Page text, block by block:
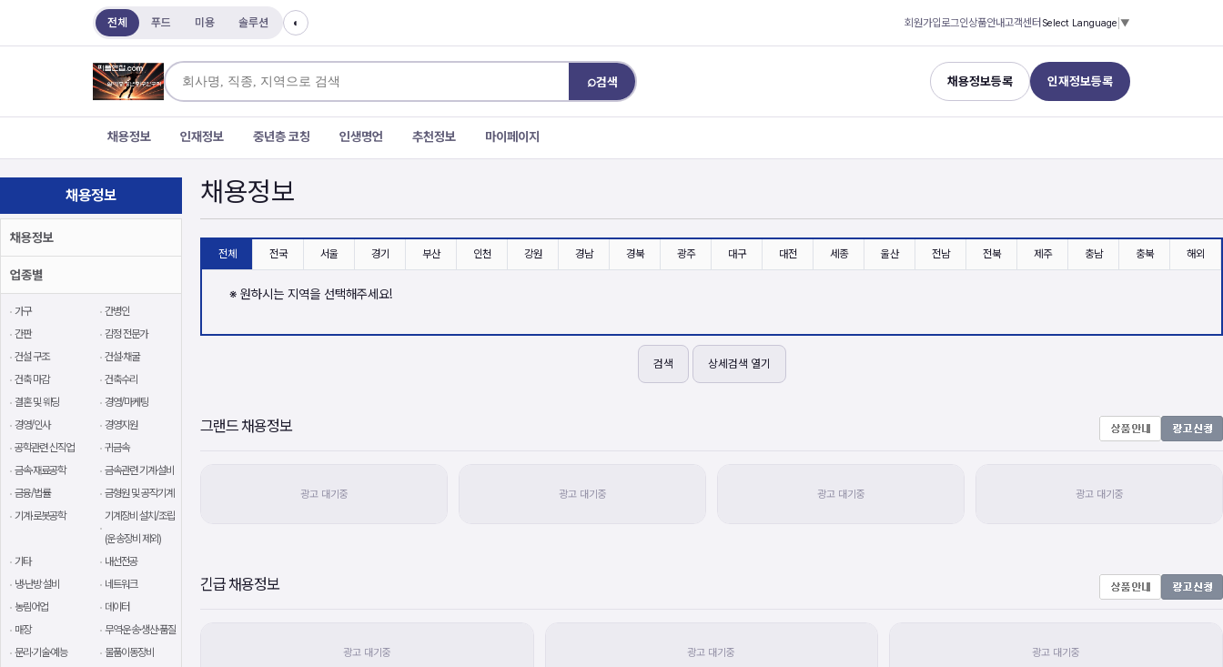
전체 푸드 미용 솔루션 ◐ 회원가입 로그인상품안내고객센터 Select Language ▼
⌕검색 채용정보등록 인재정보등록
채용정보 인재정보 중년층 코칭 인생명언 추천정보 마이페이지
채용정보
채용정보
업종별
가구
간병인
간판
감정 전문가
건설 구조
건설·채굴
건축 마감
건축수리
결혼 및 웨딩
경영/마케팅
경영/인사
경영지원
공학관련 신직업
귀금속
금속·재료공학
금속관련 기계·설비
금융/법률
금형원 및 공작기계
기계·로봇공학
기계장비 설치/조립
(운송장비 제외)
기타
내선전공
냉·난방 설비
네트워크
농림어업
데이터
매장
무역·운송·생산·품질
문리·기술·예능
물품이동장비
채용정보
전체 전국 서울 경기 부산 인천 강원 경남 경북 광주 대구 대전 세종 울산 전남 전북 제주 충남 충북 해외
※ 원하시는 지역을 선택해주세요!
검색 상세검색 열기
그랜드 채용정보
긴급 채용정보